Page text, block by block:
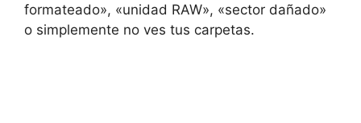
formateado», «unidad RAW», «sector dañado»
o simplemente no ves tus carpetas.